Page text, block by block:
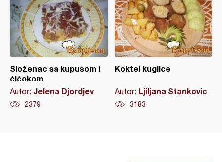
Složenac sa kupusom i
čičokom
Autor: Jelena Djordjev
2379
Koktel kuglice
Autor: Ljiljana Stankovic
3183